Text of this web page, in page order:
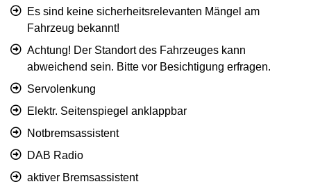
Es sind keine sicherheitsrelevanten Mängel am
Fahrzeug bekannt!
Achtung! Der Standort des Fahrzeuges kann
abweichend sein. Bitte vor Besichtigung erfragen.
Servolenkung
Elektr. Seitenspiegel anklappbar
Notbremsassistent
DAB Radio
aktiver Bremsassistent